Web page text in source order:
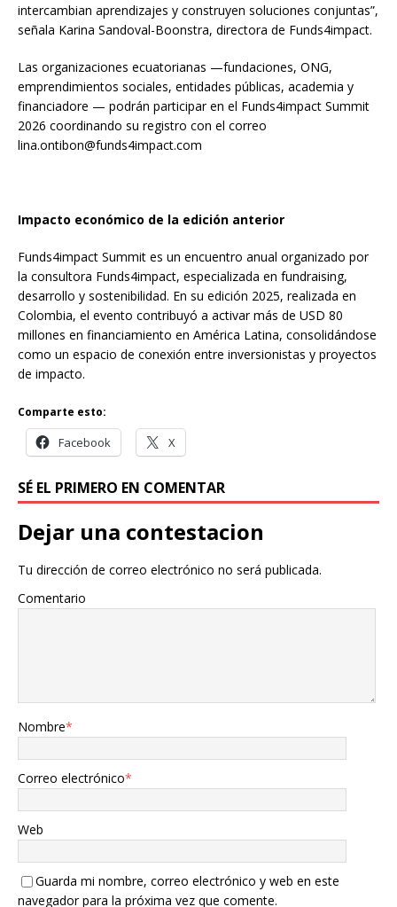
intercambian aprendizajes y construyen soluciones conjuntas”,
señala Karina Sandoval-Boonstra, directora de Funds4impact.
Las organizaciones ecuatorianas —fundaciones, ONG,
emprendimientos sociales, entidades públicas, academia y
financiadore — podrán participar en el Funds4impact Summit
2026 coordinando su registro con el correo
lina.ontibon@funds4impact.com
Impacto económico de la edición anterior
Funds4impact Summit es un encuentro anual organizado por
la consultora Funds4impact, especializada en fundraising,
desarrollo y sostenibilidad. En su edición 2025, realizada en
Colombia, el evento contribuyó a activar más de USD 80
millones en financiamiento en América Latina, consolidándose
como un espacio de conexión entre inversionistas y proyectos
de impacto.
Comparte esto:
Facebook X
SÉ EL PRIMERO EN COMENTAR
Dejar una contestacion
Tu dirección de correo electrónico no será publicada.
Comentario
Nombre*
Correo electrónico*
Web
Guarda mi nombre, correo electrónico y web en este
navegador para la próxima vez que comente.